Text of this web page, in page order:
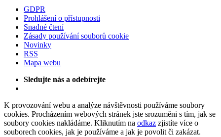
GDPR
Prohlášení o přístupnosti
Snadné čtení
Zásady používání souborů cookie
Novinky
RSS
Mapa webu
Sledujte nás a odebírejte
K provozování webu a analýze návštěvnosti používáme soubory
cookies. Procházením webových stránek jste srozuměni s tím, jak se
soubory cookies nakládáme. Kliknutím na odkaz zjistíte více o
souborech cookies, jak je používáme a jak je povolit či zakázat.